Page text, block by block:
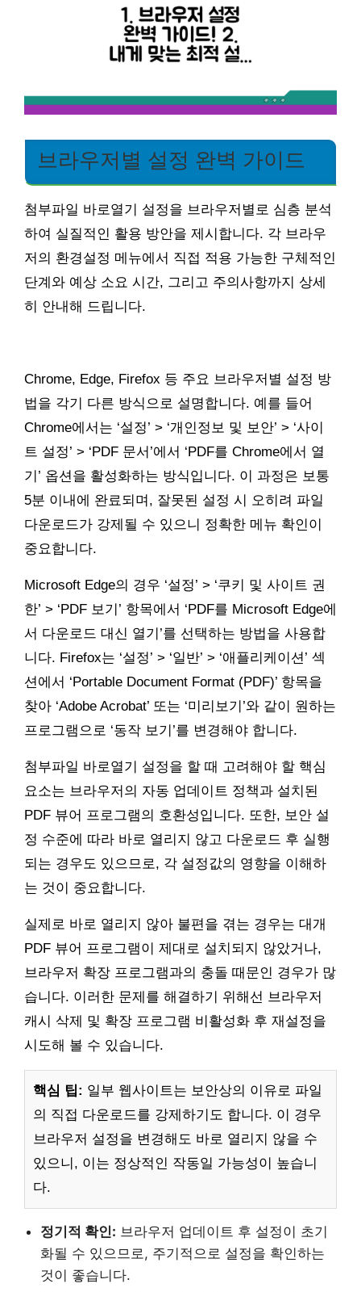
브라우저별 설정 완벽 가이드
첨부파일 바로열기 설정을 브라우저별로 심층 분석
하여 실질적인 활용 방안을 제시합니다. 각 브라우
저의 환경설정 메뉴에서 직접 적용 가능한 구체적인
단계와 예상 소요 시간, 그리고 주의사항까지 상세
히 안내해 드립니다.
Chrome, Edge, Firefox 등 주요 브라우저별 설정 방
법을 각기 다른 방식으로 설명합니다. 예를 들어
Chrome에서는 ‘설정’ > ‘개인정보 및 보안’ > ‘사이
트 설정’ > ‘PDF 문서’에서 ‘PDF를 Chrome에서 열
기’ 옵션을 활성화하는 방식입니다. 이 과정은 보통
5분 이내에 완료되며, 잘못된 설정 시 오히려 파일
다운로드가 강제될 수 있으니 정확한 메뉴 확인이
중요합니다.
Microsoft Edge의 경우 ‘설정’ > ‘쿠키 및 사이트 권
한’ > ‘PDF 보기’ 항목에서 ‘PDF를 Microsoft Edge에
서 다운로드 대신 열기’를 선택하는 방법을 사용합
니다. Firefox는 ‘설정’ > ‘일반’ > ‘애플리케이션’ 섹
션에서 ‘Portable Document Format (PDF)’ 항목을
찾아 ‘Adobe Acrobat’ 또는 ‘미리보기’와 같이 원하는
프로그램으로 ‘동작 보기’를 변경해야 합니다.
첨부파일 바로열기 설정을 할 때 고려해야 할 핵심
요소는 브라우저의 자동 업데이트 정책과 설치된
PDF 뷰어 프로그램의 호환성입니다. 또한, 보안 설
정 수준에 따라 바로 열리지 않고 다운로드 후 실행
되는 경우도 있으므로, 각 설정값의 영향을 이해하
는 것이 중요합니다.
실제로 바로 열리지 않아 불편을 겪는 경우는 대개
PDF 뷰어 프로그램이 제대로 설치되지 않았거나,
브라우저 확장 프로그램과의 충돌 때문인 경우가 많
습니다. 이러한 문제를 해결하기 위해선 브라우저
캐시 삭제 및 확장 프로그램 비활성화 후 재설정을
시도해 볼 수 있습니다.
핵심 팁: 일부 웹사이트는 보안상의 이유로 파일
의 직접 다운로드를 강제하기도 합니다. 이 경우
브라우저 설정을 변경해도 바로 열리지 않을 수
있으니, 이는 정상적인 작동일 가능성이 높습니
다.
정기적 확인: 브라우저 업데이트 후 설정이 초기
화될 수 있으므로, 주기적으로 설정을 확인하는
것이 좋습니다.